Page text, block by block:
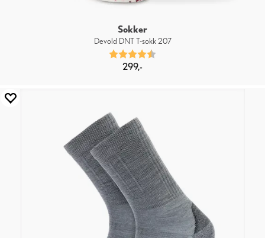
Sokker
Devold DNT T-sokk 207
Karakter:
299,-